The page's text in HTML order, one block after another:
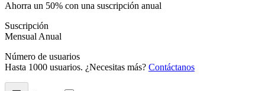
Ahorra un 50% con una suscripción anual
Suscripción
Mensual Anual
Número de usuarios
Hasta 1000 usuarios. ¿Necesitas más? Contáctanos